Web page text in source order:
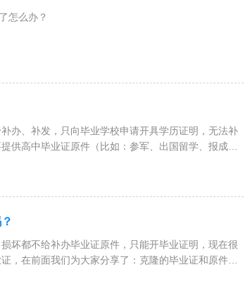
怎么办？
办、补发，只向毕业学校申请开具学历证明，无法补
供高中毕业证原件（比如：参军、出国留学、报成人
坏都不给补办毕业证原件，只能开毕业证明，现在很
，在前面我们为大家分享了：克隆的毕业证和原件之